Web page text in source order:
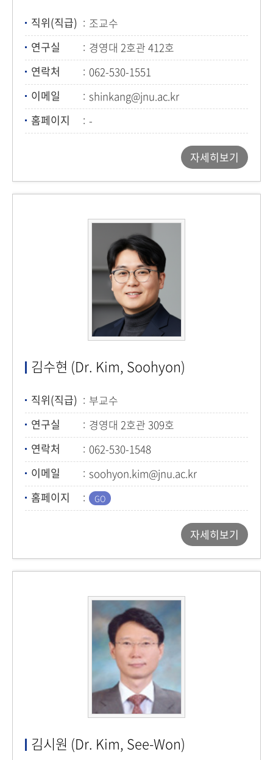
직위(직급)
조교수
연구실
경영대 2호관 412호
연락처
062-530-1551
이메일
shinkang@jnu.ac.kr
홈페이지
-
자세히보기
김수현 (Dr. Kim, Soohyon)
직위(직급)
부교수
연구실
경영대 2호관 309호
연락처
062-530-1548
이메일
soohyon.kim@jnu.ac.kr
홈페이지
자세히보기
김시원 (Dr. Kim, See-Won)